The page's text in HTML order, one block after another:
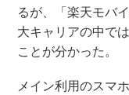
るが、「楽天モバ
大キャリアの中で
ことが分かった。
メイン利用のスマ